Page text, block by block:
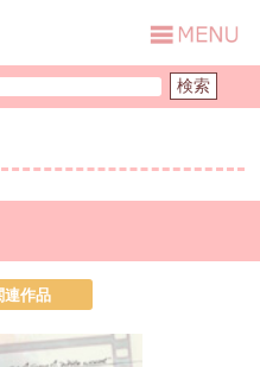
連作品